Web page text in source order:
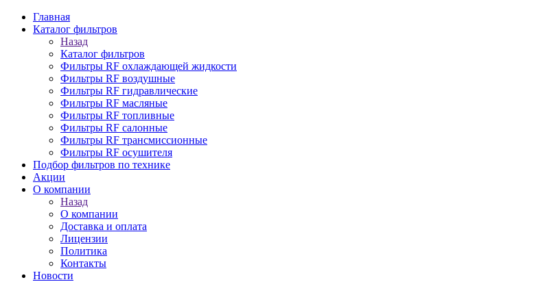
Главная
Каталог фильтров
Назад
Каталог фильтров
Фильтры RF охлаждающей жидкости
Фильтры RF воздушные
Фильтры RF гидравлические
Фильтры RF масляные
Фильтры RF топливные
Фильтры RF салонные
Фильтры RF трансмиссионные
Фильтры RF осушителя
Подбор фильтров по технике
Акции
О компании
Назад
О компании
Доставка и оплата
Лицензии
Политика
Контакты
Новости